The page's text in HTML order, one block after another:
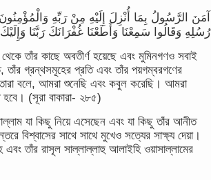
آمَنَ الرَّسُولُ بِمَا أُنْزِلَ إِلَيْهِ مِنْ رَبِّهِ
رُسُلِهِ وَقَالُوا سَمِعْنَا وَأَطَعْنَا غُفْرَانَكَ رَبَّنَا
তাঁর কাছে অবতীর্ণ হয়েছে এবং মুমিনগণও সবাই
তাঁর গ্রন্থসমূহের প্রতি এবং তাঁর পয়গম্বরগণের
বলে, আমরা শুনেছি এবং কবুল করেছি। আমরা
হবে। (সূরা বাকারা- ২৮৫)
যা কিছু নিয়ে এসেছেন এবং যা কিছু তাঁর আনীত
বিশ্বাসের সাথে সাথে মুখেও সত্যের সাক্ষ্য দেয়া।
তাঁর রাসূল সাল্লাল্লাহু আলাইহি ওয়াসাল্লামের